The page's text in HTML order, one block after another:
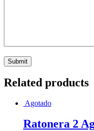
Related products
Agotado
Ratonera 2